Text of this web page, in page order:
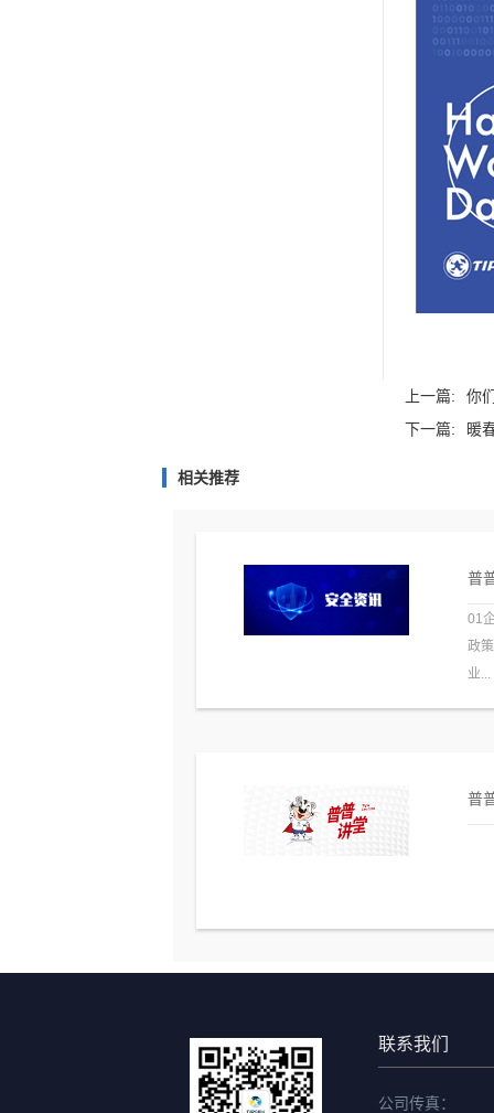
上一篇:
你
下一篇:
暖
相关推荐
普
01
政
业...
普
联系我们
公司传真：